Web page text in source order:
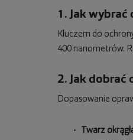
1. Jak
Kluczem do
400 nanometrów.
2. Jak dobrać
Dopasowanie
Twarz